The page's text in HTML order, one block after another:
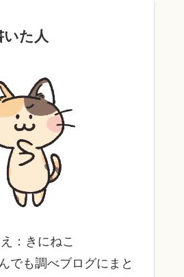
た人
：きにねこ
でも調べブログにまと